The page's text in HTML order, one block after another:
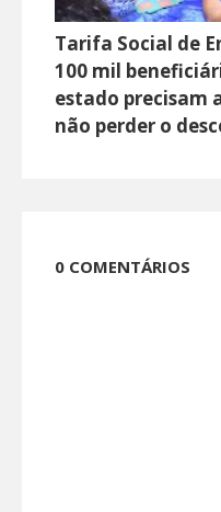
Tarifa Social de
100 mil
estado precisam
não perder o
0 COMENTÁRIOS